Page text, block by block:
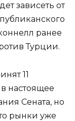
зависеть от
ранее
Турции.
11
настоящее
Сената, но
рынки уже